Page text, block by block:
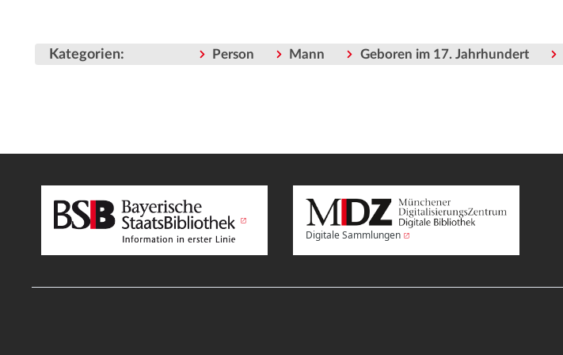
Kategorien: Person Mann Geboren im 17. Jahrhundert
Digitale Sammlungen